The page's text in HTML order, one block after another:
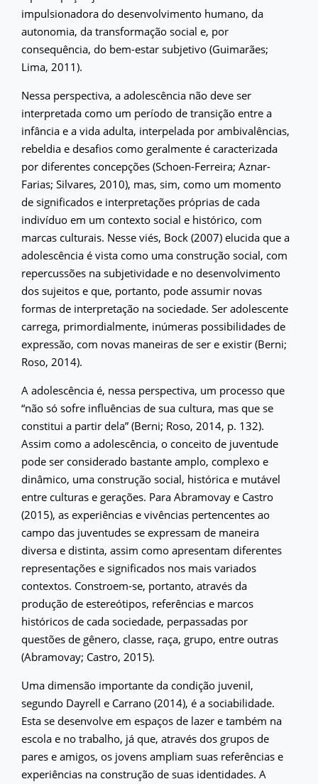
impulsionadora do desenvolvimento humano, da
autonomia, da transformação social e, por
consequência, do bem-estar subjetivo (Guimarães;
Lima, 2011).
Nessa perspectiva, a adolescência não deve ser
interpretada como um período de transição entre a
infância e a vida adulta, interpelada por ambivalências,
rebeldia e desafios como geralmente é caracterizada
por diferentes concepções (Schoen-Ferreira; Aznar-
Farias; Silvares, 2010), mas, sim, como um momento
de significados e interpretações próprias de cada
indivíduo em um contexto social e histórico, com
marcas culturais. Nesse viés, Bock (2007) elucida que a
adolescência é vista como uma construção social, com
repercussões na subjetividade e no desenvolvimento
dos sujeitos e que, portanto, pode assumir novas
formas de interpretação na sociedade. Ser adolescente
carrega, primordialmente, inúmeras possibilidades de
expressão, com novas maneiras de ser e existir (Berni;
Roso, 2014).
A adolescência é, nessa perspectiva, um processo que
“não só sofre influências de sua cultura, mas que se
constitui a partir dela” (Berni; Roso, 2014, p. 132).
Assim como a adolescência, o conceito de juventude
pode ser considerado bastante amplo, complexo e
dinâmico, uma construção social, histórica e mutável
entre culturas e gerações. Para Abramovay e Castro
(2015), as experiências e vivências pertencentes ao
campo das juventudes se expressam de maneira
diversa e distinta, assim como apresentam diferentes
representações e significados nos mais variados
contextos. Constroem-se, portanto, através da
produção de estereótipos, referências e marcos
históricos de cada sociedade, perpassadas por
questões de gênero, classe, raça, grupo, entre outras
(Abramovay; Castro, 2015).
Uma dimensão importante da condição juvenil,
segundo Dayrell e Carrano (2014), é a sociabilidade.
Esta se desenvolve em espaços de lazer e também na
escola e no trabalho, já que, através dos grupos de
pares e amigos, os jovens ampliam suas referências e
experiências na construção de suas identidades. A